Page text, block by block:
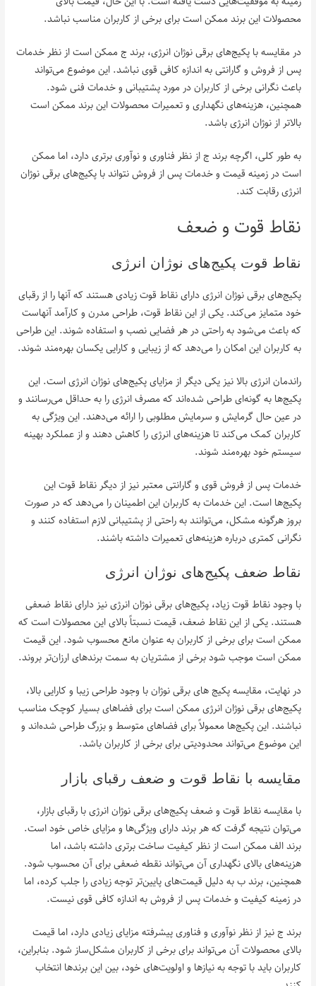
محصولات این برند ممکن است برای برخی از کاربران مناسب نباشد.
در مقایسه با پکیج‌های برقی نوژان انرژی، برند ج ممکن است از نظر خدمات
پس از فروش و گارانتی به اندازه کافی قوی نباشد. این موضوع می‌تواند
باعث نگرانی برخی از کاربران در مورد پشتیبانی و خدمات فنی شود.
همچنین، هزینه‌های نگهداری و تعمیرات محصولات این برند ممکن است
بالاتر از نوژان انرژی باشد.
به طور کلی، اگرچه برند ج از نظر فناوری و نوآوری برتری دارد، اما ممکن
است در زمینه قیمت و خدمات پس از فروش نتواند با پکیج‌های برقی نوژان
انرژی رقابت کند.
نقاط قوت و ضعف
نقاط قوت پکیج‌های نوژان انرژی
پکیج‌های برقی نوژان انرژی دارای نقاط قوت زیادی هستند که آنها را از رقبای
خود متمایز می‌کند. یکی از این نقاط قوت، طراحی مدرن و کارآمد آنهاست
که باعث می‌شود به راحتی در هر فضایی نصب و استفاده شوند. این طراحی
به کاربران این امکان را می‌دهد که از زیبایی و کارایی یکسان بهره‌مند شوند.
راندمان انرژی بالا نیز یکی دیگر از مزایای پکیج‌های نوژان انرژی است. این
پکیج‌ها به گونه‌ای طراحی شده‌اند که مصرف انرژی را به حداقل می‌رسانند و
در عین حال گرمایش و سرمایش مطلوبی را ارائه می‌دهند. این ویژگی به
کاربران کمک می‌کند تا هزینه‌های انرژی را کاهش دهند و از عملکرد بهینه
سیستم خود بهره‌مند شوند.
خدمات پس از فروش قوی و گارانتی معتبر نیز از دیگر نقاط قوت این
پکیج‌ها است. این خدمات به کاربران این اطمینان را می‌دهد که در صورت
بروز هرگونه مشکل، می‌توانند به راحتی از پشتیبانی لازم استفاده کنند و
نگرانی کمتری درباره هزینه‌های تعمیرات داشته باشند.
نقاط ضعف پکیج‌های نوژان انرژی
با وجود نقاط قوت زیاد، پکیج‌های برقی نوژان انرژی نیز دارای نقاط ضعفی
هستند. یکی از این نقاط ضعف، قیمت نسبتاً بالای این محصولات است که
ممکن است برای برخی از کاربران به عنوان مانع محسوب شود. این قیمت
ممکن است موجب شود برخی از مشتریان به سمت برندهای ارزان‌تر بروند.
در نهایت، مقایسه پکیج‌ های برقی نوژان با وجود طراحی زیبا و کارایی بالا،
پکیج‌های برقی نوژان انرژی ممکن است برای فضاهای بسیار کوچک مناسب
نباشند. این پکیج‌ها معمولاً برای فضاهای متوسط و بزرگ طراحی شده‌اند و
این موضوع می‌تواند محدودیتی برای برخی از کاربران باشد.
مقایسه با نقاط قوت و ضعف رقبای بازار
با مقایسه نقاط قوت و ضعف پکیج‌های برقی نوژان انرژی با رقبای بازار،
می‌توان نتیجه گرفت که هر برند دارای ویژگی‌ها و مزایای خاص خود است.
برند الف ممکن است از نظر کیفیت ساخت برتری داشته باشد، اما
هزینه‌های بالای نگهداری آن می‌تواند نقطه ضعفی برای آن محسوب شود.
همچنین، برند ب به دلیل قیمت‌های پایین‌تر توجه زیادی را جلب کرده، اما
در زمینه کیفیت و خدمات پس از فروش به اندازه کافی قوی نیست.
برند ج نیز از نظر نوآوری و فناوری پیشرفته مزایای زیادی دارد، اما قیمت
بالای محصولات آن می‌تواند برای برخی از کاربران مشکل‌ساز شود. بنابراین،
کاربران باید با توجه به نیازها و اولویت‌های خود، بین این برندها انتخاب